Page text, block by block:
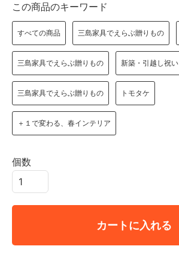
この商品のキーワード
すべての商品 三島家具でえらぶ贈りもの
三島家具でえらぶ贈りもの 新築・引越し祝い
三島家具でえらぶ贈りもの トモタケ
＋１で変わる、春インテリア
個数
カートに入れる